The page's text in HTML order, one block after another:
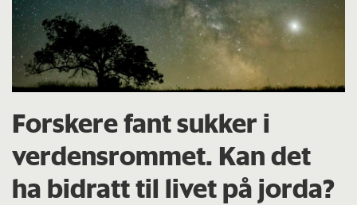
Forskere fant sukker i
verdensrommet. Kan det
ha bidratt til livet på jorda?